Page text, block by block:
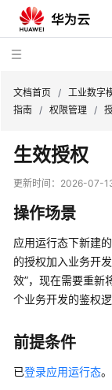
最
新
动
品
介
绍
费
说
明
文档首页 / 工业数字
指南 / 权限管理 /
生效授权
更新时间： 2026-07-
操作场景
应用运行态下新建
的授权加入业务开
效”，现在需要重新
个业务开发的鉴权
前提条件
已登录应用运行态。